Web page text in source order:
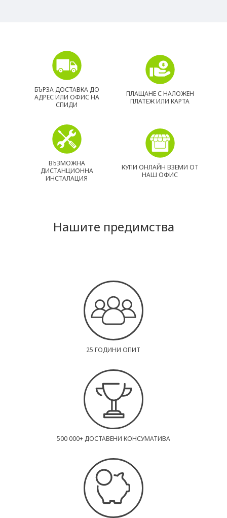
БЪРЗА ДОСТАВКА ДО
АДРЕС ИЛИ ОФИС НА
СПИДИ
ПЛАЩАНЕ С НАЛОЖЕН
ПЛАТЕЖ ИЛИ КАРТА
ВЪЗМОЖНА
ДИСТАНЦИОННА
ИНСТАЛАЦИЯ
КУПИ ОНЛАЙН ВЗЕМИ ОТ
НАШ ОФИС
Нашите предимства
25 ГОДИНИ ОПИТ
500 000+ ДОСТАВЕНИ КОНСУМАТИВА